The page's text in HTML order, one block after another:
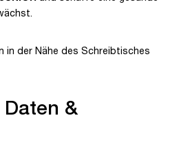
in der Nähe des Schreibtisches
&